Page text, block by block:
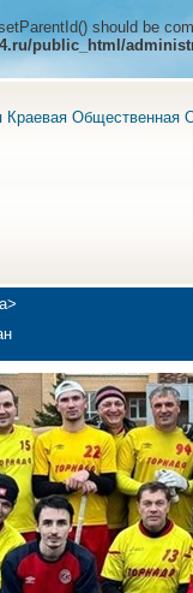
should be
public_html/
Краевая Общественная
Медиа>